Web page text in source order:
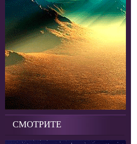
СМОТРИТЕ